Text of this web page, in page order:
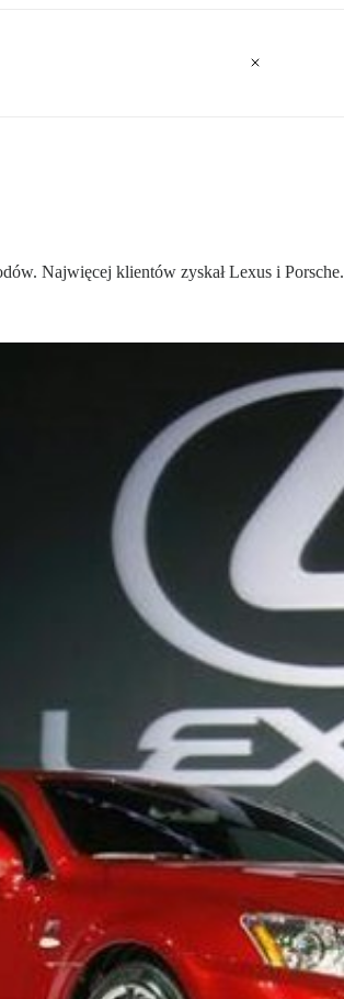
Najwięcej klientów zyskał Lexus i Porsche.